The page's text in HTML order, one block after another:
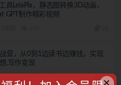
具LeiaPix，静态图转换3D动画，
GPT制作精彩视频
营，从0到1边读书边赚钱，实现
,写作变现
28